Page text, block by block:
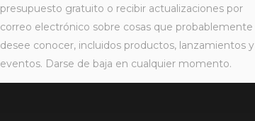
presupuesto gratuito o recibir actualizaciones por
correo electrónico sobre cosas que probablemente
desee conocer, incluidos productos, lanzamientos y
eventos. Darse de baja en cualquier momento.